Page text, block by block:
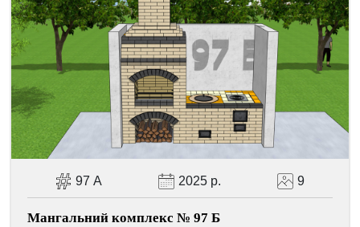
97 А 2025 р. 9
Мангальний комплекс № 97 Б